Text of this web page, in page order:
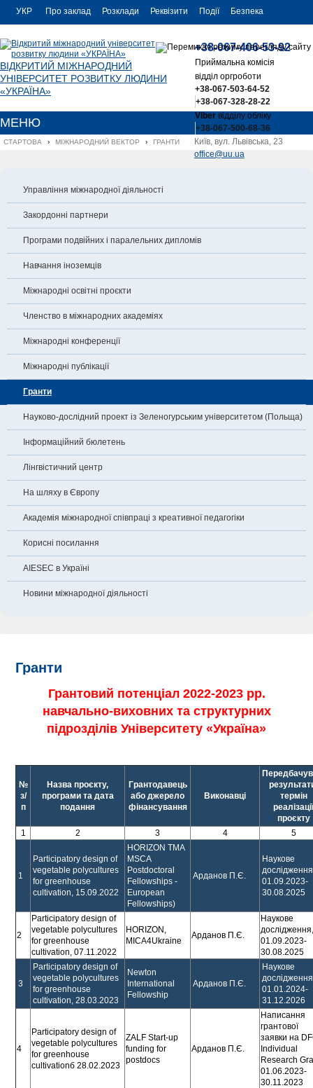
УКР
ENG
Про заклад Розклади Реквізити Події Безпека
ВІДКРИТИЙ МІЖНАРОДНИЙ
УНІВЕРСИТЕТ РОЗВИТКУ ЛЮДИНИ
«УКРАЇНА»
+38-067-406-53-92
Приймальна комісія
відділ оргроботи
+38-067-503-64-52
+38-067-328-28-22
Viberвідділу обліку
+38-067-500-68-36
Київ, вул. Львівська, 23
office@uu.ua
МЕНЮ
СТАРТОВА › МІЖНАРОДНИЙ ВЕКТОР › ГРАНТИ
Управління міжнародної діяльності
Закордонні партнери
Програми подвійних і паралельних дипломів
Навчання іноземців
Міжнародні освітні проєкти
Членство в міжнародних академіях
Міжнародні конференції
Міжнародні публікації
Гранти
Науково-дослідний проект із Зеленогурським університетом (Польща)
Інформаційний бюлетень
Лінгвістичний центр
На шляху в Європу
Академія міжнародної співпраці з креативної педагогіки
Корисні посилання
AIESEC в Україні
Новини міжнародної діяльності
Гранти
Грантовий потенціал 2022-2023 рр.
навчально-виховних та структурних
підрозділів Університету «Україна»
№
з/
п
Назва проєкту,
програми та дата
подання
Грантодавець
або джерело
фінансування
Виконавці
термін
проєкту
1
2 3 4 5
1
Participatory design of
vegetable polycultures
for greenhouse
cultivation, 15.09.2022
HORIZON TMA
MSCA
Postdoctoral
Fellowships -
European
Fellowships)
Арданов П.Є.
Наукове
01.09.2023-
30.08.2025
2
Participatory design of
vegetable polycultures
for greenhouse
cultivation, 07.11.2022
HORIZON,
MICA4Ukraine
Арданов П.Є.
Наукове
01.09.2023-
30.08.2025
3
Participatory design of
vegetable polycultures
for greenhouse
cultivation, 28.03.2023
Newton
International
Fellowship
Арданов П.Є.
Наукове
01.01.2024-
31.12.2026
4
Participatory design of
vegetable polycultures
for greenhouse
cultivationб 28.02.2023
ZALF Start-up
funding for
postdocs
Арданов П.Є.
Написання
грантової
заявки на
Individual
Research
01.06.2023-
30.11.2023